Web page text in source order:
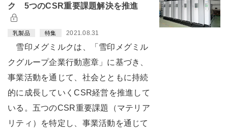
ク 5つのCSR重要課題解決を推進
乳製品 特集 2021.08.31
雪印メグミルクは、「雪印メグミル
クグループ企業行動憲章」に基づき、
事業活動を通じて、社会とともに持続
的に成長していくCSR経営を推進して
いる。五つのCSR重要課題（マテリア
リティ）を特定し、事業活動を通じて